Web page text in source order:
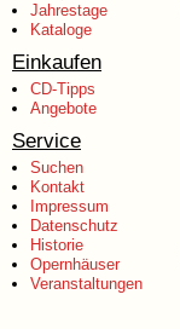
Jahrestage
Kataloge
Einkaufen
CD-Tipps
Angebote
Service
Suchen
Kontakt
Impressum
Datenschutz
Historie
Opernhäuser
Veranstaltungen